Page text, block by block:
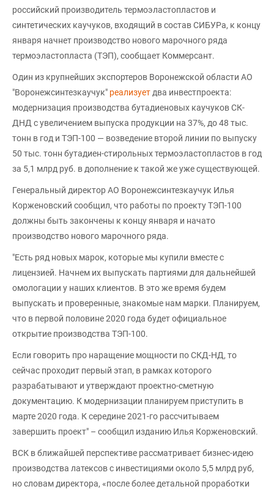
российский производитель термоэластопластов и
синтетических каучуков, входящий в состав СИБУРа, к концу
января начнет производство нового марочного ряда
термоэластопласта (ТЭП), сообщает Коммерсант.
Один из крупнейших экспортеров Воронежской области АО
"Воронежсинтезкаучук" реализует два инвестпроекта:
модернизация производства бутадиеновых каучуков СК-
ДНД с увеличением выпуска продукции на 37%, до 48 тыс.
тонн в год и ТЭП-100 — возведение второй линии по выпуску
50 тыс. тонн бутадиен-стирольных термоэластопластов в год
за 5,1 млрд руб. в дополнение к такой же уже существующей.
Генеральный директор АО Воронежсинтезкаучук Илья
Корженовский сообщил, что работы по проекту ТЭП-100
должны быть закончены к концу января и начато
производство нового марочного ряда.
"Есть ряд новых марок, которые мы купили вместе с
лицензией. Начнем их выпускать партиями для дальнейшей
омологации у наших клиентов. В это же время будем
выпускать и проверенные, знакомые нам марки. Планируем,
что в первой половине 2020 года будет официальное
открытие производства ТЭП-100.
Если говорить про наращение мощности по СКД-НД, то
сейчас проходит первый этап, в рамках которого
разрабатывают и утверждают проектно-сметную
документацию. К модернизации планируем приступить в
марте 2020 года. К середине 2021-го рассчитываем
завершить проект" – сообщил изданию Илья Корженовский.
ВСК в ближайшей перспективе рассматривает бизнес-идею
производства латексов с инвестициями около 5,5 млрд руб,
но словам директора, «после более детальной проработки